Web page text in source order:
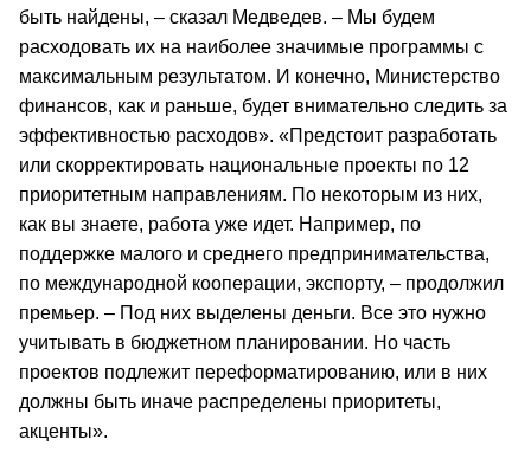
быть найдены, – сказал Медведев. – Мы будем
расходовать их на наиболее значимые программы с
максимальным результатом. И конечно, Министерство
финансов, как и раньше, будет внимательно следить за
эффективностью расходов». «Предстоит разработать
или скорректировать национальные проекты по 12
приоритетным направлениям. По некоторым из них,
как вы знаете, работа уже идет. Например, по
поддержке малого и среднего предпринимательства,
по международной кооперации, экспорту, – продолжил
премьер. – Под них выделены деньги. Все это нужно
учитывать в бюджетном планировании. Но часть
проектов подлежит переформатированию, или в них
должны быть иначе распределены приоритеты,
акценты».